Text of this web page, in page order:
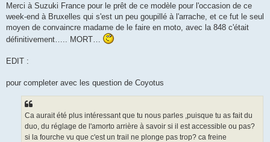
Merci à Suzuki France pour le prêt de ce modèle pour l'occasion de ce
week-end à Bruxelles qui s'est un peu goupillé à l'arrache, et ce fut le seul
moyen de convaincre madame de le faire en moto, avec la 848 c'était
définitivement….. MORT…
EDIT :
pour completer avec les question de Coyotus
Ca aurait été plus intéressant que tu nous parles ,puisque tu as fait du
duo, du réglage de l'amorto arrière à savoir si il est accessible ou pas?
si la fourche vu que c'est un trail ne plonge pas trop? ca freine